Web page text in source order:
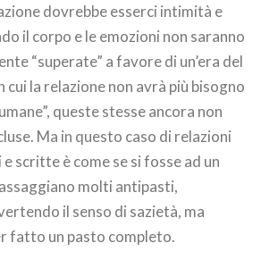
dovrebbe esserci intimità e
il corpo e le emozioni non saranno
“superate” a favore di un’era del
la relazione non avrà più bisogno
queste stesse ancora non
Ma in questo caso di relazioni
scritte è come se si fosse ad un
molti antipasti,
il senso di sazietà, ma
fatto un pasto completo.